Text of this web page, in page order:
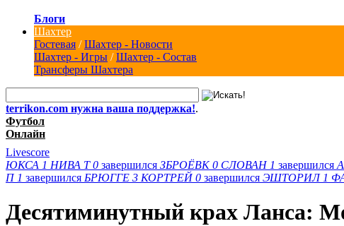
Блоги
Шахтер
Гостевая /Шахтер - Новости
Шахтер - Игры /Шахтер - Состав
Трансферы Шахтера
terrikon.com нужна ваша поддержка!.
Футбол
Онлайн
Livescore
ЮКСА 1 НИВА Т 0 завершился ЗБРОЁВК 0 СЛОВАН 1 завершился
П 1 завершился БРЮГГЕ 3 КОРТРЕЙ 0 завершился ЭШТОРИЛ 1
Десятиминутный крах Ланса: